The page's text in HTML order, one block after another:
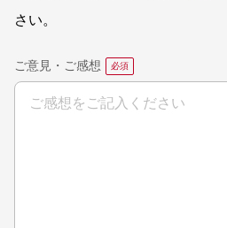
さい。
ご意見・ご感想